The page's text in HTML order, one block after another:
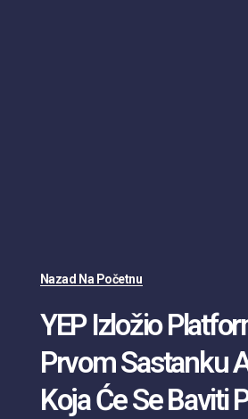
Nazad Na Početnu
YEP Izložio
Prvom Sastanku
Koja Će Se Baviti